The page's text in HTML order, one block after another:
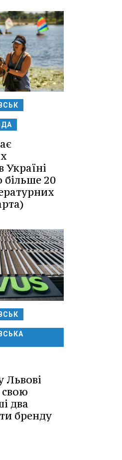
Україні
більше 20
Львові
два
бренду